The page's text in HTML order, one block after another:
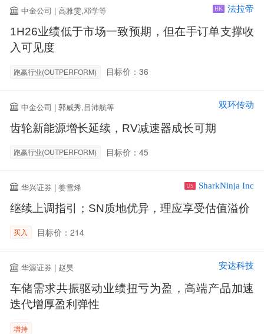
中金公司 | 高雅雯,邓学等 HK 法拉帝
1H26业绩低于市场一致预期，但在手订单支撑收
入可见度
跑赢行业(OUTPERFORM) 目标价：36
中金公司 | 郭威秀,吕沛航等 双环传动
齿轮新能源增长延续，RV减速器成长可期
跑赢行业(OUTPERFORM) 目标价：45
华兴证券 | 姜雪烽 US SharkNinja Inc
继续上调指引；SN质地优异，理应享受估值溢价
买入 目标价：214
华源证券 | 赵昊 安达科技
车储需求共振驱动业绩扭亏为盈，高端产品加速
迭代增厚盈利弹性
增持